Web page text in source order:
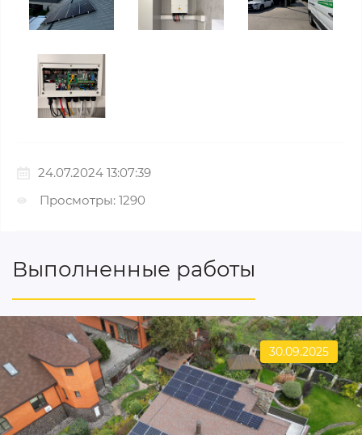
24.07.2024 13:07:39
Просмотры: 1290
Выполненные работы
30.09.2025